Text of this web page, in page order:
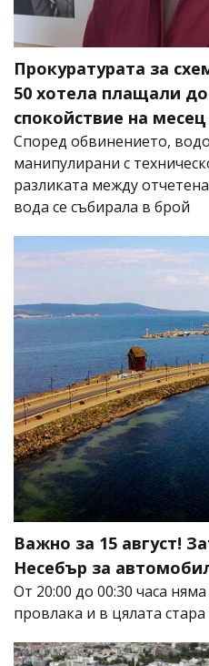
Прокуратурата за
50 хотела плащали до
спокойствие на месец
Според обвинението,
манипулирани с
разликата между
вода се събирала в брой
Важно за 15 август!
Несебър за
От 20:00 до 00:30 часа
провлака и в цялата стара